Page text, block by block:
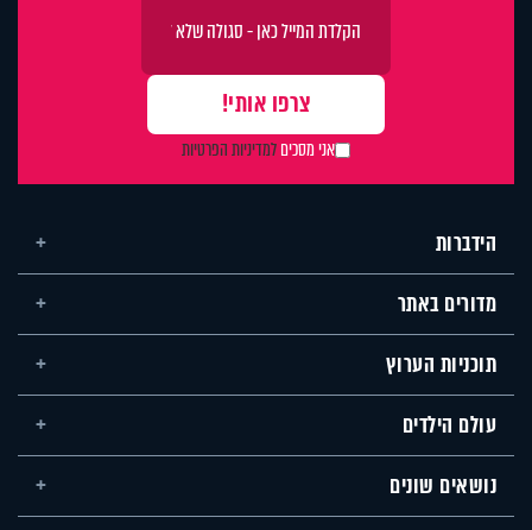
אני מסכיםלמדיניות הפרטיות
הידברות
מדורים באתר
תוכניות הערוץ
עולם הילדים
נושאים שונים